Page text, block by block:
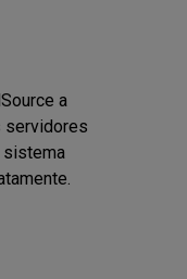
a
servidores
sistema